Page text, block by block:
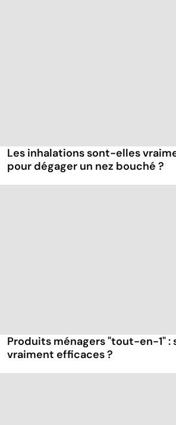
Les inhalations sont-elles
pour dégager un nez bouché ?
Produits ménagers "tout-en-1" :
vraiment efficaces ?